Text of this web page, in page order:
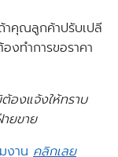
าคุณลูกค้าปรับเปลี
งทำการขอราคา
องแจ้งให้ทราบ
ยขาย
งาน คลิกเลย